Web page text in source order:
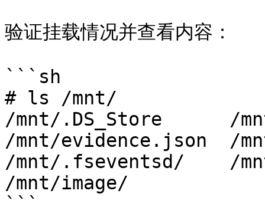
验证挂载情况并查看内容：
```sh
# ls /mnt/
/mnt/.DS_Store      /
/mnt/evidence.json  /mnt/
/mnt/.fseventsd/    /
/mnt/image/
```